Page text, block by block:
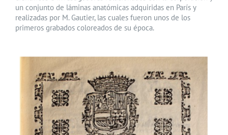
un conjunto de láminas anatómicas adquiridas en París y
realizadas por M. Gautier, las cuales fueron unos de los
primeros grabados coloreados de su época.